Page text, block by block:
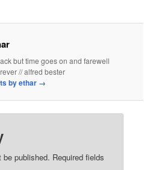
but time goes on and farewell
// alfred bester
by ethar →
be published. Required fields